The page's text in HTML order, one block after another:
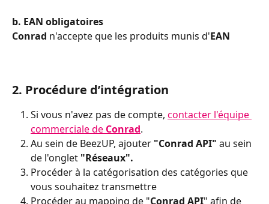
b. EAN obligatoires
Conrad n'accepte que les produits munis d'EAN
2. Procédure d’intégration
Si vous n'avez pas de compte, contacter l'équipe
commerciale de Conrad.
Au sein de BeezUP, ajouter "Conrad API" au sein
de l'onglet "Réseaux".
Procéder à la catégorisation des catégories que
vous souhaitez transmettre
Procéder au mapping de "Conrad API" afin de